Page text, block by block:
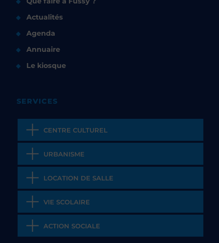
Actualités
Agenda
Annuaire
Le kiosque
SERVICES
CENTRE CULTUREL
URBANISME
LOCATION DE SALLE
VIE SCOLAIRE
ACTION SOCIALE